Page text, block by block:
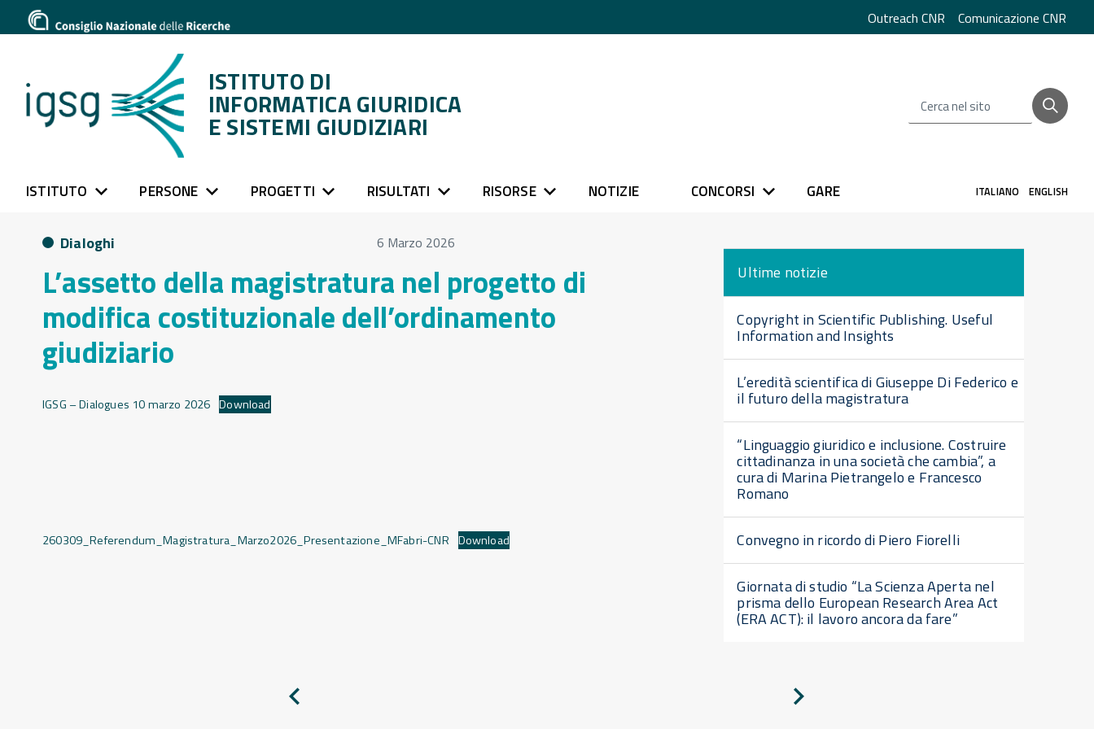
Outreach CNR Comunicazione CNR
ISTITUTO DI
INFORMATICA GIURIDICA
E SISTEMI GIUDIZIARI
Cerca nel sito
ISTITUTO PERSONE PROGETTI RISULTATI RISORSE NOTIZIE CONCORSI GARE ITALIANO ENGLISH
Dialoghi 6 Marzo 2026
L’assetto della magistratura nel progetto di
modifica costituzionale dell’ordinamento
giudiziario
IGSG – Dialogues 10 marzo 2026 Download
260309_Referendum_Magistratura_Marzo2026_Presentazione_MFabri-CNR Download
Ultime notizie
Copyright in Scientific Publishing. Useful
Information and Insights
L’eredità scientifica di Giuseppe Di Federico e
il futuro della magistratura
“Linguaggio giuridico e inclusione. Costruire
cittadinanza in una società che cambia”, a
cura di Marina Pietrangelo e Francesco
Romano
Convegno in ricordo di Piero Fiorelli
Giornata di studio “La Scienza Aperta nel
prisma dello European Research Area Act
(ERA ACT): il lavoro ancora da fare”